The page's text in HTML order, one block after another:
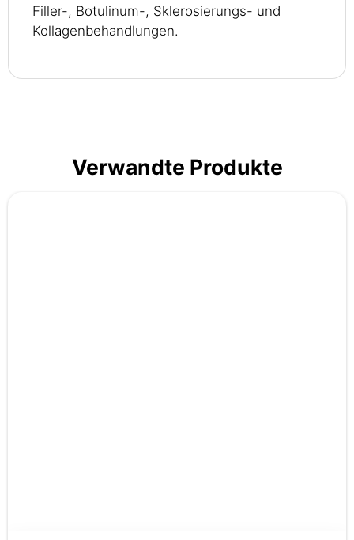
Filler-, Botulinum-, Sklerosierungs- und
Kollagenbehandlungen.
Verwandte Produkte